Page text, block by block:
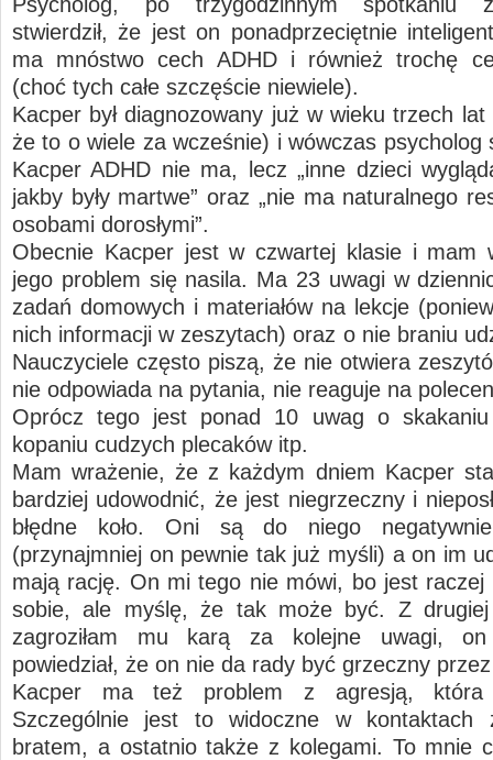
stwierdził, że jest on ponadprzeciętnie
ma mnóstwo cech ADHD i również trochę
(choć tych całe szczęście niewiele).
Kacper był diagnozowany już w wieku trzech
że to o wiele za wcześnie) i wówczas psycholog
Kacper ADHD nie ma, lecz „inne dzieci
jakby były martwe” oraz „nie ma naturalnego
osobami dorosłymi”.
Obecnie Kacper jest w czwartej klasie i mam
jego problem się nasila. Ma 23 uwagi w
zadań domowych i materiałów na lekcje
nich informacji w zeszytach) oraz o nie braniu
Nauczyciele często piszą, że nie otwiera
nie odpowiada na pytania, nie reaguje na
Oprócz tego jest ponad 10 uwag o skakaniu
kopaniu cudzych plecaków itp.
Mam wrażenie, że z każdym dniem Kacper
bardziej udowodnić, że jest niegrzeczny i
błędne koło. Oni są do niego
(przynajmniej on pewnie tak już myśli) a on im
mają rację. On mi tego nie mówi, bo jest raczej
sobie, ale myślę, że tak może być. Z
zagroziłam mu karą za kolejne uwagi,
powiedział, że on nie da rady być grzeczny
Kacper ma też problem z agresją,
Szczególnie jest to widoczne w kontaktach
bratem, a ostatnio także z kolegami. To mnie